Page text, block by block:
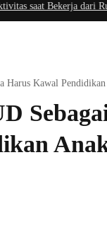
dari Rumah|#3 -
Harus Kawal